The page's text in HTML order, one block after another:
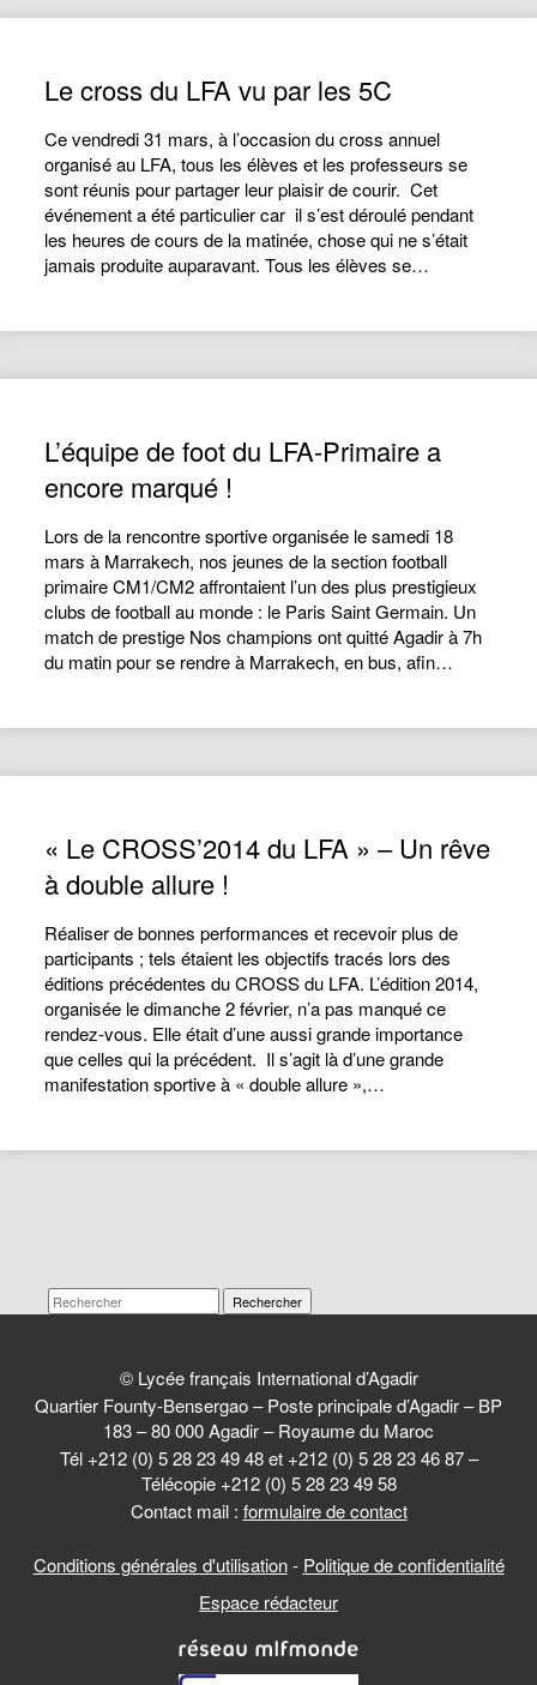
Le cross du LFA vu par les 5C
Ce vendredi 31 mars, à l’occasion du cross annuel
organisé au LFA, tous les élèves et les professeurs se
sont réunis pour partager leur plaisir de courir. Cet
événement a été particulier car il s’est déroulé pendant
les heures de cours de la matinée, chose qui ne s’était
jamais produite auparavant. Tous les élèves se…
L’équipe de foot du LFA-Primaire a
encore marqué !
Lors de la rencontre sportive organisée le samedi 18
mars à Marrakech, nos jeunes de la section football
primaire CM1/CM2 affrontaient l’un des plus prestigieux
clubs de football au monde : le Paris Saint Germain. Un
match de prestige Nos champions ont quitté Agadir à 7h
du matin pour se rendre à Marrakech, en bus, afin…
« Le CROSS’2014 du LFA » – Un rêve
à double allure !
Réaliser de bonnes performances et recevoir plus de
participants ; tels étaient les objectifs tracés lors des
éditions précédentes du CROSS du LFA. L’édition 2014,
organisée le dimanche 2 février, n’a pas manqué ce
rendez-vous. Elle était d’une aussi grande importance
que celles qui la précédent. Il s’agit là d’une grande
manifestation sportive à « double allure »,…
Rechercher
© Lycée français International d’Agadir
Quartier Founty-Bensergao – Poste principale d’Agadir – BP
183 – 80 000 Agadir – Royaume du Maroc
Tél +212 (0) 5 28 23 49 48 et +212 (0) 5 28 23 46 87 –
Télécopie +212 (0) 5 28 23 49 58
Contact mail : formulaire de contact
Conditions générales d'utilisation- Politique de confidentialité
Espace rédacteur